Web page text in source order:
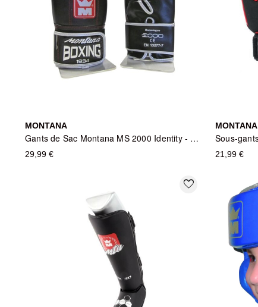
MONTANA
Gants de Sac Montana MS 2000 Identity - Noir
29,99 €
MONTANA
21,99 €
favorite_border